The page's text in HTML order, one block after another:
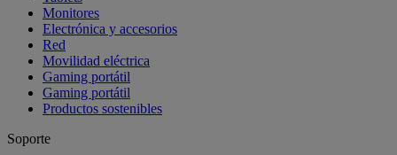
Monitores
Electrónica y accesorios
Red
Movilidad eléctrica
Gaming portátil
Gaming portátil
Productos sostenibles
Soporte